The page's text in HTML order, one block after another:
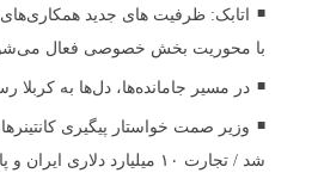
اتابک: ظرفیت های جدید همکاری‌های
با محوریت بخش خصوصی فعال
در مسیر جا‌مانده‌ها، دل‌ها به کربلا
وزیر صمت خواستار پیگیری
شد / تجارت ۱۰ میلیارد دلاری ایران و پاکستان